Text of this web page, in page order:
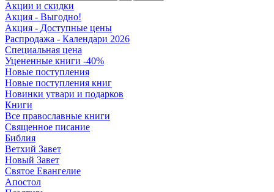
Акции и скидки
Акция - Выгодно!
Акция - Доступные цены
Распродажа - Календари 2026
Специальная цена
Уцененные книги -40%
Новые поступления
Новые поступления книг
Новинки утвари и подарков
Книги
Все православные книги
Священное писание
Библия
Ветхий Завет
Новый Завет
Святое Евангелие
Апостол